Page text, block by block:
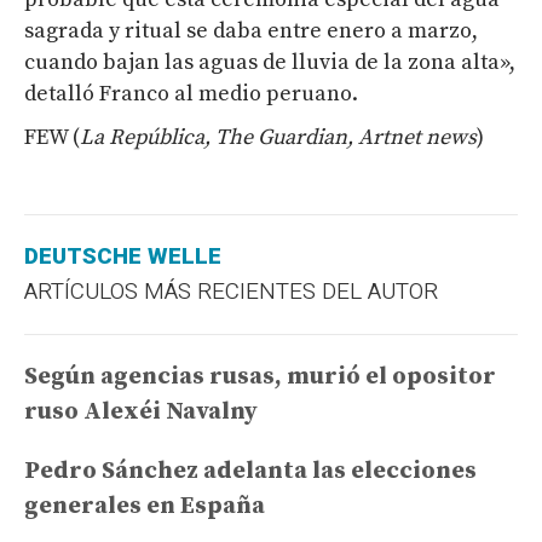
sagrada y ritual se daba entre enero a marzo,
cuando bajan las aguas de lluvia de la zona alta»,
detalló Franco al medio peruano.
FEW (La República, The Guardian, Artnet news)
DEUTSCHE WELLE
ARTÍCULOS MÁS RECIENTES DEL AUTOR
Según agencias rusas, murió el opositor
ruso Alexéi Navalny
Pedro Sánchez adelanta las elecciones
generales en España